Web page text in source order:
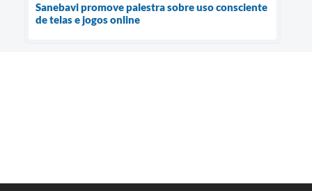
Sanebavi promove palestra sobre uso consciente
de telas e jogos online